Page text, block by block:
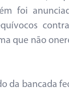
foi
que não
da bancada